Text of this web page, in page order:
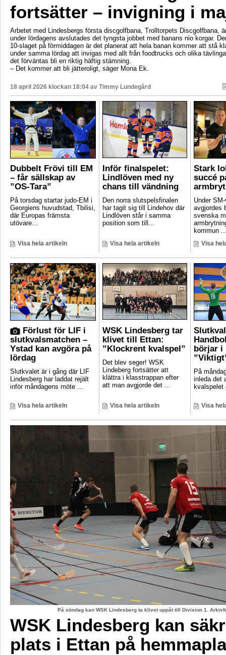
fortsätter – invigning i
Arbetet med Lindesbergs första discgolfbana, Trolltorpets Discgolfbana,
under lördagens avslutades det tyngsta jobbet med banans nio korgar.
10-slaget på förmiddagen är det planerat att hela banan kommer att stå
under samma lördag att invigas med allt från foodtrucks och olika
det förväntas bli en riktig häftig stämning.
– Det kommer att bli jätteroligt, säger Mona Ek.
18 april 2026 klockan 18:04 av Timmy Lundegård
Dubbelt Frövi till EM
– får sällskap av
”OS-Tara”
På torsdag startar judo-EM i
Georgiens huvudstad, Tbilisi,
där Europas främsta
utövare...
Visa hela artikeln
Inför finalspelet:
Lindlöven med ny
chans till vändning
Den norra slutspelsfinalen
har tagit sig till Lindehov där
Lindlöven står i samma
position som till...
Visa hela artikeln
Stark
succé
Under
avgjordes
svenska
kommun
Visa
Förlust för LIF i
slutkvalsmatchen –
Ystad kan avgöra på
lördag
Slutkvalet är i gång där LIF
Lindesberg har laddat rejält
inför måndagens möte ...
Visa hela artikeln
WSK Lindesberg tar
klivet till Ettan:
”Klockrent kvalspel”
Det blev seger! WSK
Lindeberg fortsätter att
klättra i klasstrappan efter
att man avgjorde det ...
Visa hela artikeln
börjar i
På
inleda det
kvalspelet
Visa
På söndag kan WSK Lindesberg ta klivet uppåt till Division 1.
WSK Lindesberg kan
plats i Ettan på